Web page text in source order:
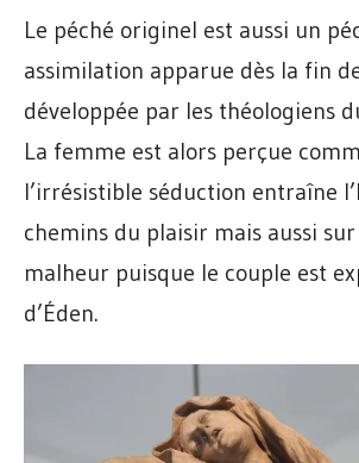
Le péché originel est aussi un
assimilation apparue dès la fin
développée par les théologiens
La femme est alors perçue
l’irrésistible séduction entraîne
chemins du plaisir mais aussi
malheur puisque le couple est
d’Éden.